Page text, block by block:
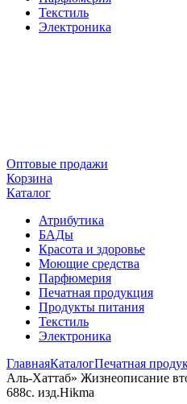
Текстиль
Электроника
Оптовые продажи
Корзина
Каталог
Атрибутика
БАДы
Красота и здоровье
Моющие средства
Парфюмерия
Печатная продукция
Продукты питания
Текстиль
Электроника
ГлавнаяКаталогПечатная
Аль-Хаттаб» Жизнеописание
688с. изд.Hikma